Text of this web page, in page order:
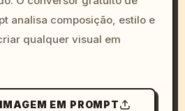
analisa composição, estilo e
qualquer visual em
EM PROMPT